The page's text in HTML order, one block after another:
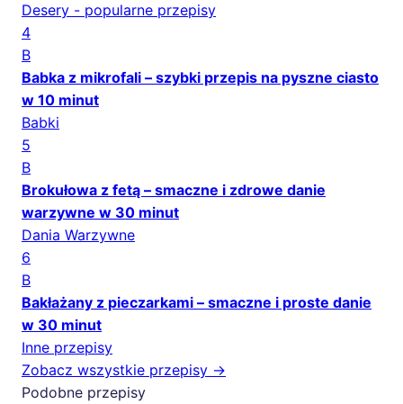
Desery - popularne przepisy
4
B
Babka z mikrofali – szybki przepis na pyszne ciasto
w 10 minut
Babki
5
B
Brokułowa z fetą – smaczne i zdrowe danie
warzywne w 30 minut
Dania Warzywne
6
B
Bakłażany z pieczarkami – smaczne i proste danie
w 30 minut
Inne przepisy
Zobacz wszystkie przepisy →
Podobne przepisy